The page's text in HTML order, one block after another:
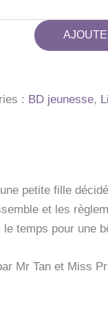
: BD jeunesse,
petite fille
et les
temps pour une
Mr Tan et Miss